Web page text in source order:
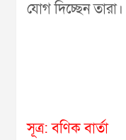
যোগ দিচ্ছেন তারা।
সূত্র: বণিক বার্তা